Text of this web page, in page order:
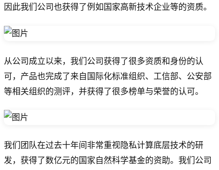
因此我们公司也获得了例如国家高新技术企业等的资质。
从公司成立以来，我们公司获得了很多资质和身份的认
可，产品也完成了来自国际化标准组织、工信部、公安部
等相关组织的测评，并获得了很多榜单与荣誉的认可。
我们团队在过去十年间非常重视隐私计算底层技术的研
发，获得了数亿元的国家自然科学基金的资助。我们公司